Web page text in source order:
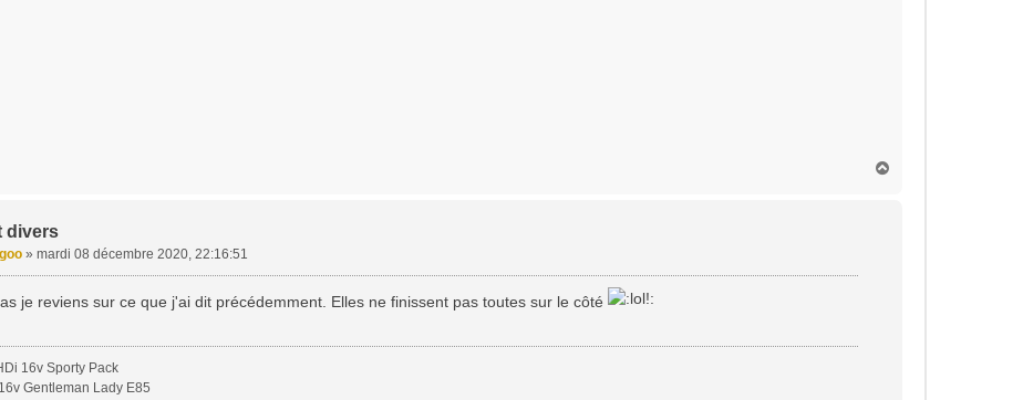
divers
» mardi 08 décembre 2020, 22:16:51
je reviens sur ce que j'ai dit précédemment. Elles ne finissent pas toutes sur le côté
16v Sporty Pack
Gentleman Lady E85